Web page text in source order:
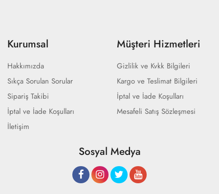
Kurumsal
Hakkımızda
Sıkça Sorulan Sorular
Sipariş Takibi
İptal ve İade Koşulları
İletişim
Müşteri Hizmetleri
Gizlilik ve Kvkk Bilgileri
Kargo ve Teslimat Bilgileri
İptal ve İade Koşulları
Mesafeli Satış Sözleşmesi
Sosyal Medya